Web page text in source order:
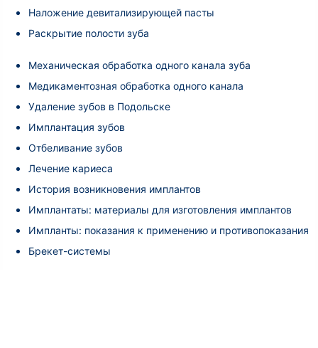
Наложение девитализирующей пасты
Раскрытие полости зуба
Механическая обработка одного канала зуба
Медикаментозная обработка одного канала
Удаление зубов в Подольске
Имплантация зубов
Отбеливание зубов
Лечение кариеса
История возникновения имплантов
Имплантаты: материалы для изготовления имплантов
Импланты: показания к применению и противопоказания
Брекет-системы